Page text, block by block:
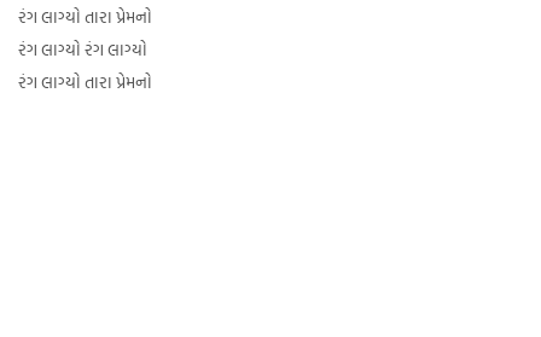
રંગ લાગ્યો તારા પ્રેમનો
રંગ લાગ્યો રંગ લાગ્યો
રંગ લાગ્યો તારા પ્રેમનો